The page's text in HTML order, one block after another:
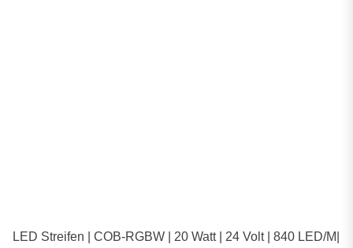
LED Streifen | COB-RGBW | 20 Watt | 24 Volt | 840 LED/M|